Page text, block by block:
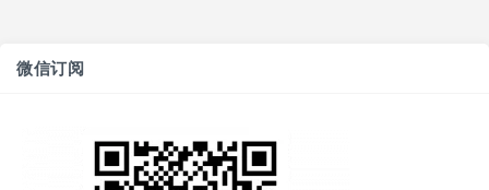
微信订阅